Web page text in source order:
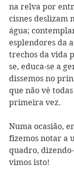
na relva por
cisnes deslizam
água;
esplendores da
trechos da vida
se, educa-se a
dissemos no
que não vê
primeira vez.
Numa ocasião,
fizemos notar a
quadro,
vimos isto!